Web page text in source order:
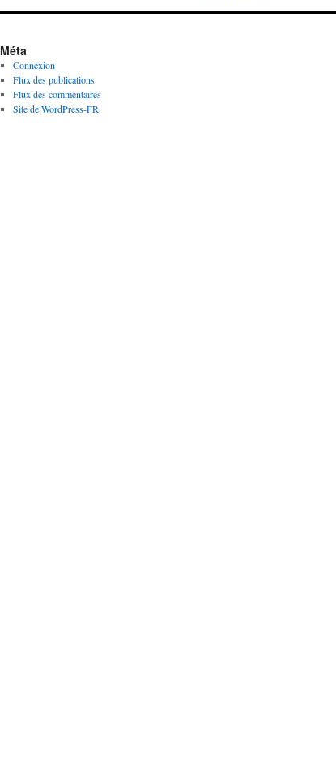
Méta
Connexion
Flux des publications
Flux des commentaires
Site de WordPress-FR